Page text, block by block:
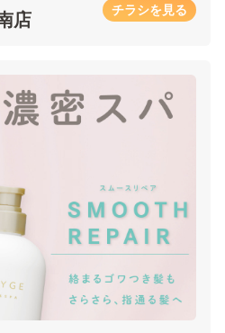
店 チラシを見る